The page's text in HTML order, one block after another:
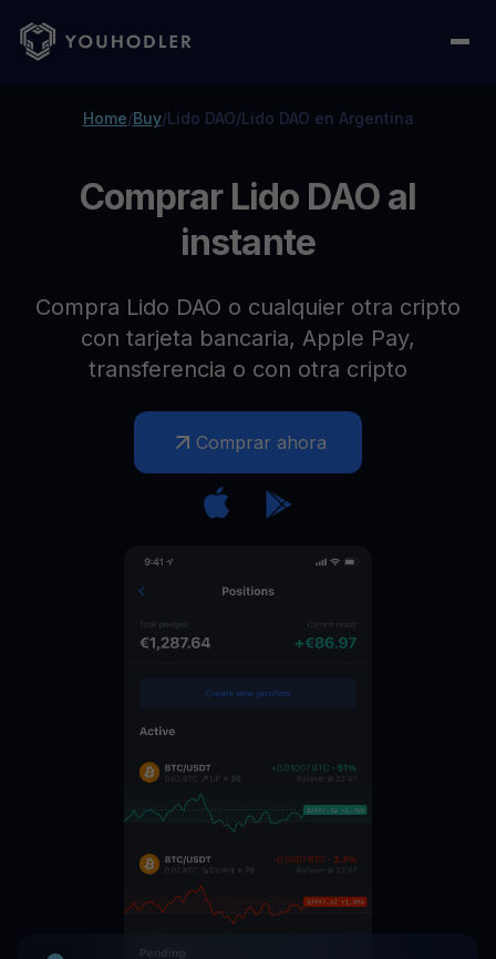
Home/Buy/Lido DAO/Lido DAO en Argentina
Comprar Lido DAO al
instante
Compra Lido DAO o cualquier otra cripto
con tarjeta bancaria, Apple Pay,
transferencia o con otra cripto
Comprar ahora